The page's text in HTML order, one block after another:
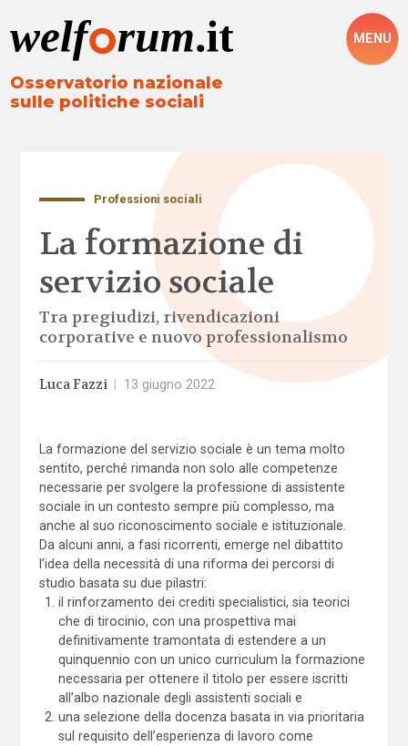
Osservatorio nazionale
sulle politiche sociali
MENU
Professioni sociali
La formazione di
servizio sociale
Tra pregiudizi, rivendicazioni
corporative e nuovo professionalismo
Luca Fazzi 13 giugno 2022
La formazione del servizio sociale è un tema molto
sentito, perché rimanda non solo alle competenze
necessarie per svolgere la professione di assistente
sociale in un contesto sempre più complesso, ma
anche al suo riconoscimento sociale e istituzionale.
Da alcuni anni, a fasi ricorrenti, emerge nel dibattito
l’idea della necessità di una riforma dei percorsi di
studio basata su due pilastri:
il rinforzamento dei crediti specialistici, sia teorici
che di tirocinio, con una prospettiva mai
definitivamente tramontata di estendere a un
quinquennio con un unico curriculum la formazione
necessaria per ottenere il titolo per essere iscritti
all’albo nazionale degli assistenti sociali e
una selezione della docenza basata in via prioritaria
sul requisito dell’esperienza di lavoro come